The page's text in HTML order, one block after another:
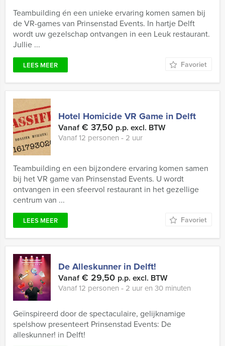
Teambuilding én een unieke ervaring komen samen bij
de VR-games van Prinsenstad Events. In hartje Delft
wordt uw gezelschap ontvangen in een Leuk restaurant.
Jullie ...
LEES MEER Favoriet
Hotel Homicide VR Game in Delft
Vanaf€ 37,50 p.p. excl. BTW
Vanaf 12 personen ‐ 2 uur
Teambuilding en een bijzondere ervaring komen samen
bij het VR game van Prinsenstad Events. U wordt
ontvangen in een sfeervol restaurant in het gezellige
centrum van ...
LEES MEER Favoriet
De Alleskunner in Delft!
Vanaf€ 29,50 p.p. excl. BTW
Vanaf 12 personen ‐ 2 uur en 30 minuten
Geïnspireerd door de spectaculaire, gelijknamige
spelshow presenteert Prinsenstad Events: De
alleskunner! in Delft!